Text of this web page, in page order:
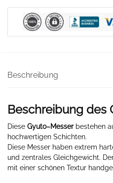
Beschreibung
Beschreibung des
Diese Gyuto–Messer bestehen
hochwertigen Schichten.
Diese Messer haben extrem
und zentrales Gleichgewicht.
mit einer schönen Textur